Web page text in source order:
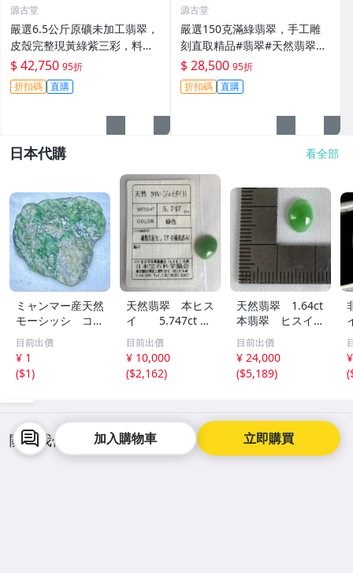
立即購買
加入購物車
源古堂
嚴選6.5公斤原礦未加工翡翠，
皮殼完整現黃綠紫三彩，料質
細膩春色佳，適合把玩與收藏
高級春帶彩手鐲 翡翠 碧玉
$ 42,750 95折
折扣碼 直購
源古堂
嚴選150克滿綠翡翠，手工雕
刻直取精品#翡翠#天然翡翠#A
貨翡翠玉石
$ 28,500 95折
折扣碼 直購
日本代購 看全部
ミャンマー産天然
モーシッシ コス
モクロア 翡翠輝
石 原石20.16g^
^激レア石^ ^
目前出價
¥ 1
($1)
天然翡翠 本ヒス
イ 5.747ct 日
宝協ソーティン
グ ルース
天然ひすい
目前出價
¥ 10,000
($2,162)
天然翡翠 1.64ct
本翡翠 ヒスイ
ジェイダイト ル
ース
目前出價
¥ 24,000
($5,189)
(
關於我們 客服中心 聯絡我們